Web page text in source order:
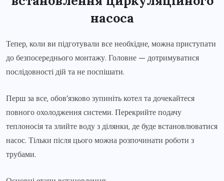
насоса
Тепер, коли ви підготували все необхідне, можна приступати
до безпосереднього монтажу. Головне — дотримуватися
послідовності дій та не поспішати.
Перш за все, обов’язково зупиніть котел та дочекайтеся
повного охолодження системи. Перекрийте подачу
теплоносія та злийте воду з ділянки, де буде встановлюватися
насос. Тільки після цього можна розпочинати роботи з
трубами.